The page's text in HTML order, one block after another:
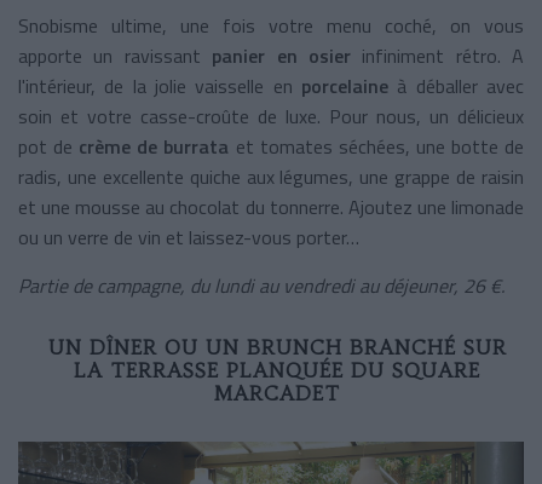
Snobisme ultime, une fois votre menu coché, on vous
apporte un ravissant panier en osierinfiniment rétro. A
l'intérieur, de la jolie vaisselle en porcelaine à déballer avec
soin et votre casse-croûte de luxe. Pour nous, un délicieux
pot de crème de burrata et tomates séchées, une botte de
radis, une excellente quiche aux légumes, une grappe de raisin
et une mousse au chocolat du tonnerre. Ajoutez une limonade
ou un verre de vin et laissez-vous porter…
Partie de campagne, du lundi au vendredi au déjeuner, 26 €.
UN DÎNER OU UN BRUNCH BRANCHÉ SUR
LA TERRASSE PLANQUÉE DU SQUARE
MARCADET